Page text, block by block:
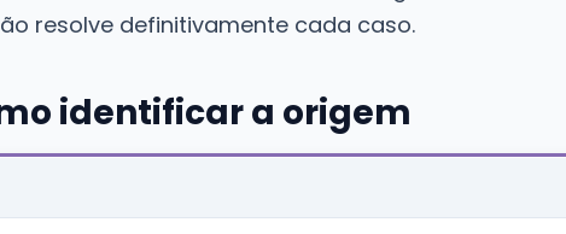
resolve definitivamente cada caso.
identificar a origem